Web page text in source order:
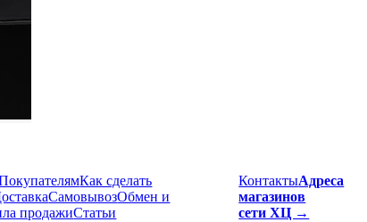
Как сделать
CамовывозОбмен и
продажиСтатьи
КонтактыАдреса
магазинов
сети ХЦ →